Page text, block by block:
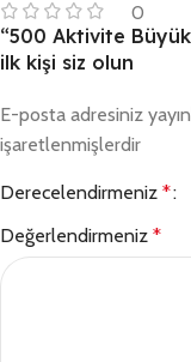
0
“500 Aktivite
ilk kişi siz olun
E-posta adresiniz
işaretlenmişlerdir
Derecelendirmeniz *
Değerlendirmeniz *